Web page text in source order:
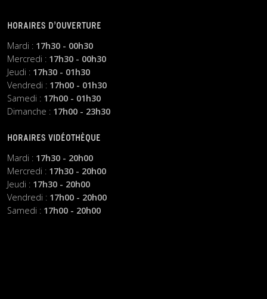
HORAIRES D’OUVERTURE
Mardi : 17h30 - 00h30
Mercredi : 17h30 - 00h30
Jeudi : 17h30 - 01h30
Vendredi : 17h00 - 01h30
Samedi : 17h00 - 01h30
Dimanche : 17h00 - 23h30
HORAIRES VIDÉOTHÈQUE
Mardi : 17h30 - 20h00
Mercredi : 17h30 - 20h00
Jeudi : 17h30 - 20h00
Vendredi : 17h00 - 20h00
Samedi : 17h00 - 20h00